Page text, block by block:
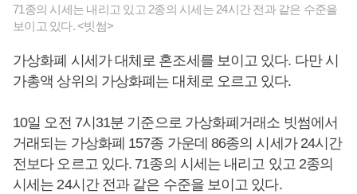
71종의 시세는 내리고 있고 2종의 시세는 24시간 전과 같은 수준을
보이고 있다. <빗썸>
가상화폐 시세가 대체로 혼조세를 보이고 있다. 다만 시
가총액 상위의 가상화폐는 대체로 오르고 있다.
10일 오전 7시31분 기준으로 가상화폐거래소 빗썸에서
거래되는 가상화폐 157종 가운데 86종의 시세가 24시간
전보다 오르고 있다. 71종의 시세는 내리고 있고 2종의
시세는 24시간 전과 같은 수준을 보이고 있다.